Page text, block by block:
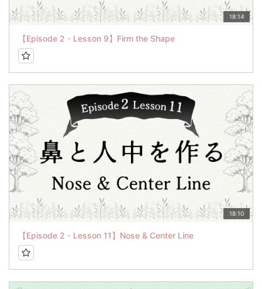
18:14
【Episode 2・Lesson 9】Firm the Shape
18:10
【Episode 2・Lesson 11】Nose & Center Line